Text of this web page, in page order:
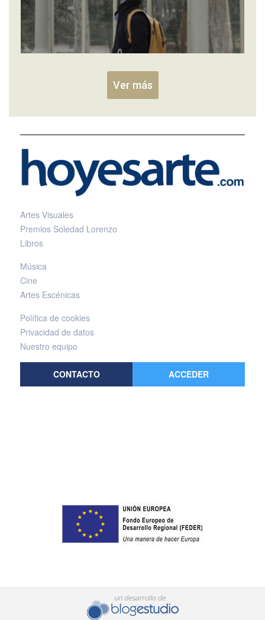
Ver más
Artes Visuales
Premios Soledad Lorenzo
Libros
Música
Cine
Artes Escénicas
Política de cookies
Privacidad de datos
Nuestro equipo
CONTACTO ACCEDER